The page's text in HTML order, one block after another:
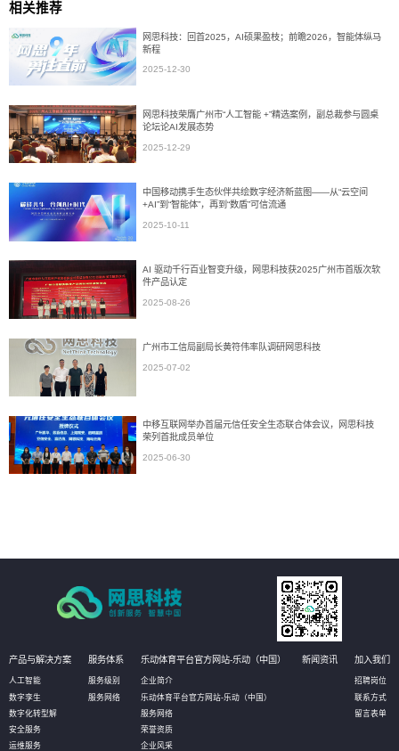
相关推荐
网思科技：回首2025，AI硕果盈枝；前瞻2026，智能体纵马
新程
2025-12-30
网思科技荣膺广州市“人工智能 +”精选案例，副总裁参与圆桌
论坛论AI发展态势
2025-12-29
中国移动携手生态伙伴共绘数字经济新蓝图——从“云空间
+AI”到“智能体”，再到“数盾”可信流通
2025-10-11
AI 驱动千行百业智变升级，网思科技获2025广州市首版次软
件产品认定
2025-08-26
广州市工信局副局长黄符伟率队调研网思科技
2025-07-02
中移互联网举办首届元信任安全生态联合体会议，网思科技
荣列首批成员单位
2025-06-30
产品与解决方案
人工智能
数字孪生
数字化转型解
安全服务
运维服务
服务体系
服务级别
服务网络
乐动体育平台官方网站-乐动（中国）
企业简介
乐动体育平台官方网站-乐动（中国）
服务网络
荣誉资质
企业风采
新闻资讯 加入我们
招聘岗位
联系方式
留言表单